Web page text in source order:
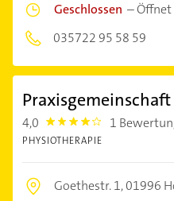
Geschlossen –Öffnet
035722 95 58 59
4,0 4.0 1
PHYSIOTHERAPIE
Goethestr. 1,01996